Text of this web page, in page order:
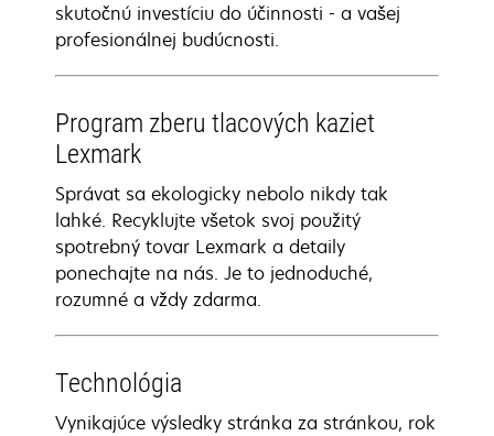
skutočnú investíciu do účinnosti - a vašej
profesionálnej budúcnosti.
Program zberu tlacových kaziet
Lexmark
Správat sa ekologicky nebolo nikdy tak
lahké. Recyklujte všetok svoj použitý
spotrebný tovar Lexmark a detaily
ponechajte na nás. Je to jednoduché,
rozumné a vždy zdarma.
Technológia
Vynikajúce výsledky stránka za stránkou, rok